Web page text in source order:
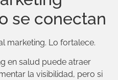
se conectan
marketing. Lo fortalece.
en salud puede atraer
la visibilidad, pero si